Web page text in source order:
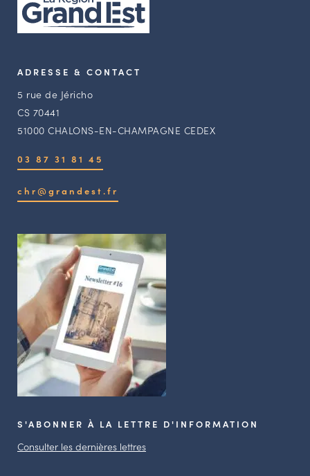
ADRESSE & CONTACT
5 rue de Jéricho
CS 70441
51000 CHALONS-EN-CHAMPAGNE CEDEX
03 87 31 81 45
chr@grandest.fr
S'ABONNER À LA LETTRE D'INFORMATION
Consulter les dernières lettres